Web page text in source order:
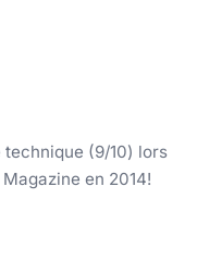
(9/10) lors
en 2014!